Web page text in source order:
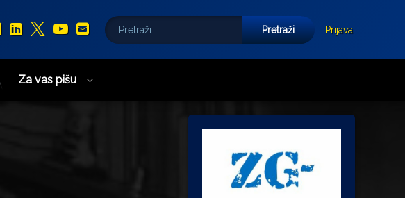
Facebook
LinkedIn
X.com
YouTube
E-mail
Pretraži:
Prijava
Za vas pišu